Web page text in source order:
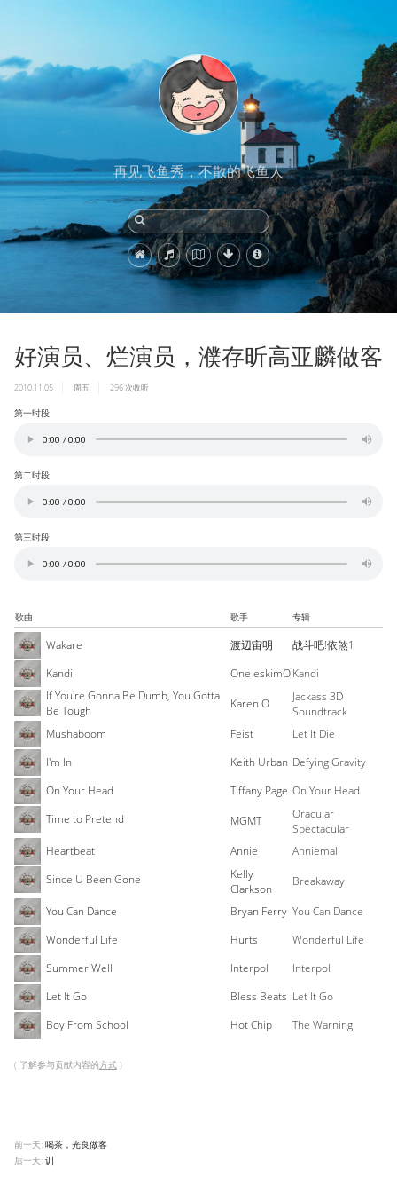
再见飞鱼秀，不散的飞鱼人
好演员、烂演员，濮存昕高亚麟做客
2010.11.05 周五 296次收听
第一时段
第二时段
第三时段
歌曲 歌手 专辑
Wakare 渡辺宙明
战斗吧!依煞1
Kandi
One eskimO Kandi
If You're Gonna Be Dumb, You Gotta
Be Tough
Karen O
Jackass 3D
Soundtrack
Mushaboom
Feist
Let It Die
I'm In
Keith Urban Defying Gravity
On Your Head
Tiffany Page On Your Head
Time to Pretend
MGMT
Oracular
Spectacular
Heartbeat
Annie
Anniemal
Since U Been Gone
Kelly
Clarkson
Breakaway
You Can Dance
Bryan Ferry You Can Dance
Wonderful Life
Hurts
Wonderful Life
Summer Well
Interpol
Interpol
Let It Go
Bless Beats Let It Go
Boy From School
Hot Chip The Warning
( 了解参与贡献内容的方式)
前一天: 喝茶，光良做客
后一天: 训